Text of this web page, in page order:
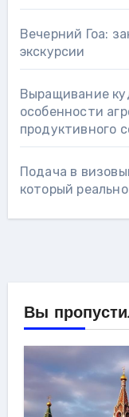
Вечерний Гоа:
экскурсии
Выращивание
особенности
продуктивного
Подача в
который
Вы